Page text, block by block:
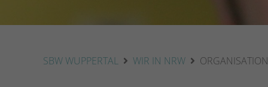
SBW WUPPERTAL WIR IN NRW ORGANISATION